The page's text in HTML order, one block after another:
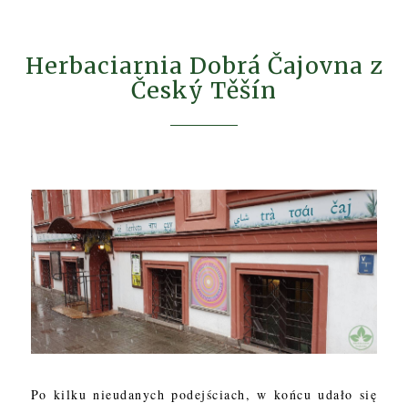
Herbaciarnia Dobrá Čajovna z
Český Těšín
Po kilku nieudanych podejściach, w końcu udało się